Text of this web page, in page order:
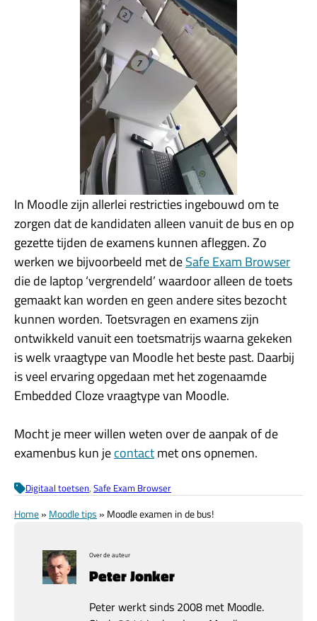
In Moodle zijn allerlei restricties ingebouwd om te
zorgen dat de kandidaten alleen vanuit de bus en op
gezette tijden de examens kunnen afleggen. Zo
werken we bijvoorbeeld met deSafe Exam Browser
die de laptop ‘vergrendeld’ waardoor alleen de toets
gemaakt kan worden en geen andere sites bezocht
kunnen worden. Toetsvragen en examens zijn
ontwikkeld vanuit een toetsmatrijs waarna gekeken
is welk vraagtype van Moodle het beste past. Daarbij
is veel ervaring opgedaan met het zogenaamde
Embedded Cloze vraagtype van Moodle.
Mocht je meer willen weten over de aanpak of de
examenbus kun jecontactmet ons opnemen.
Digitaal toetsen, Safe Exam Browser
Home» Moodle tips » Moodle examen in de bus!
Over de auteur
Peter Jonker
Peter werkt sinds 2008 met Moodle.